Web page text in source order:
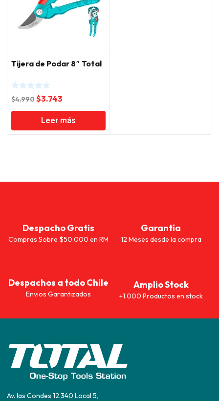
Tijera de Podar 8″ Total
$4.990El
precio
original
era:
$3.743
precio
actual
es:
Leer más
Despacho Gratis
Compras Sobre $50.000 en RM
Garantía
12 Meses desde la compra
Despachos a todo Chile
Envios Garantizados
Amplio Stock
+1.000 Productos en stock
Av. las Condes 12.340 Local 5,